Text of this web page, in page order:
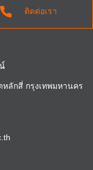
ติดต่อเรา
หลักสี่ กรุงเทพมหานคร